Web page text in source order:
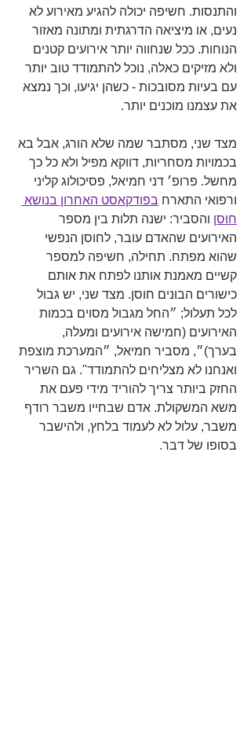
והתנסות. חשיפה יכולה להגיע מאירוע לא
נעים, או מיציאה הדרגתית ומתונה מאזור
הנוחות. ככל שנחווה יותר אירועים קטנים
ולא מזיקים כאלה, נוכל להתמודד טוב יותר
עם בעיות מסובכות - כשהן יגיעו, וכך נמצא
את עצמנו מוכנים יותר.
מצד שני, מסתבר שמה שלא הורג, אבל בא
בכמויות מסחריות, דווקא מפיל ולא כל כך
מחשל. פרופ׳ דני חמיאל, פסיכולוג קליני
ורפואי התארח בפודקאסט האחרון בנושא
חוסן והסביר: ישנה תלות בין מספר
האירועים שהאדם עובר, לחוסן הנפשי
שהוא מפתח. תחילה, חשיפה למספר
קשיים מאמנת אותנו לפתח את אותם
כישורים הבונים חוסן. מצד שני, יש גבול
לכל תעלול; ״החל מגבול מסוים בכמות
האירועים (חמישה אירועים ומעלה,
בערך)״, מסביר חמיאל, ״המערכת מוצפת
ואנחנו לא מצליחים להתמודד". גם השריר
החזק ביותר צריך להוריד מידי פעם את
משא המשקולת. אדם שבחייו משבר רודף
משבר, עלול לא לעמוד בלחץ, ולהישבר
בסופו של דבר.